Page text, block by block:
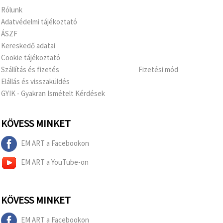
Rólunk
Adatvédelmi tájékoztató
ÁSZF
Kereskedő adatai
Cookie tájékoztató
Szállítás és fizetés
Elállás és visszaküldés
GYIK - Gyakran Ismételt Kérdések
Fizetési mód
KÖVESS MINKET
EM ART a Facebookon
EM ART a YouTube-on
KÖVESS MINKET
EM ART a Facebookon